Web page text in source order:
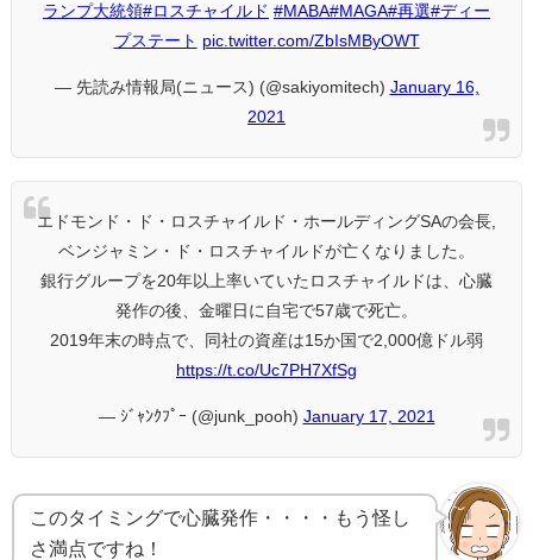
ランプ大統領#ロスチャイルド #MABA#MAGA#再選#ディー
プステート pic.twitter.com/ZbIsMByOWT
— 先読み情報局(ニュース) (@sakiyomitech) January 16,
2021
エドモンド・ド・ロスチャイルド・ホールディングSAの会長,
ベンジャミン・ド・ロスチャイルドが亡くなりました。
銀行グループを20年以上率いていたロスチャイルドは、心臓
発作の後、金曜日に自宅で57歳で死亡。
2019年末の時点で、同社の資産は15か国で2,000億ドル弱
https://t.co/Uc7PH7XfSg
— ｼﾞｬﾝｸﾌﾟｰ (@junk_pooh) January 17, 2021
このタイミングで心臓発作・・・・もう怪し
さ満点ですね！